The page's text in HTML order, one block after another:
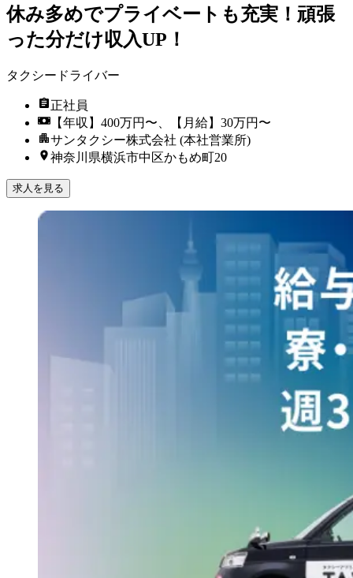
休み多めでプライベートも充実！頑張
った分だけ収入UP！
タクシードライバー
正社員
【年収】400万円〜、【月給】30万円〜
サンタクシー株式会社 (本社営業所)
神奈川県横浜市中区かもめ町20
求人を見る